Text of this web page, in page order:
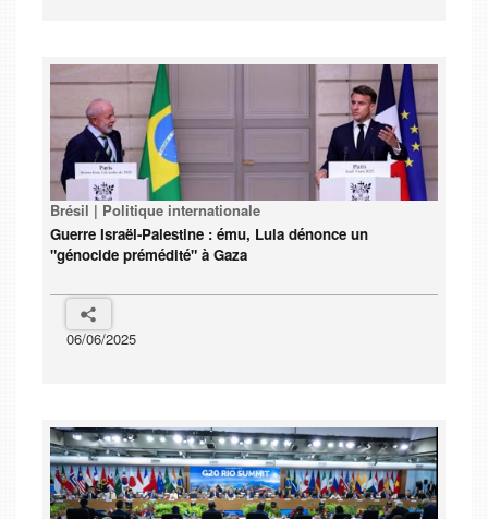
Brésil | Politique internationale
Guerre Israël-Palestine : ému, Lula dénonce un
"génocide prémédité" à Gaza
06/06/2025